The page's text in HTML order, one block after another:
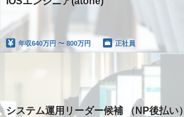
年収640万円 〜 800万円 正社員
システム運用リーダー候補 （NP後払い）